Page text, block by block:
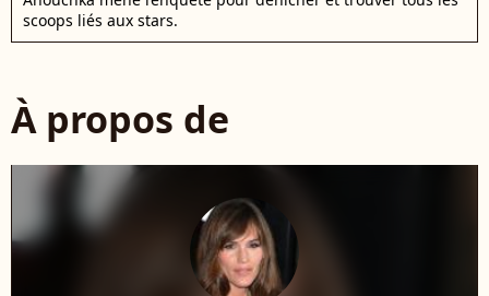
scoops liés aux stars.
À propos de